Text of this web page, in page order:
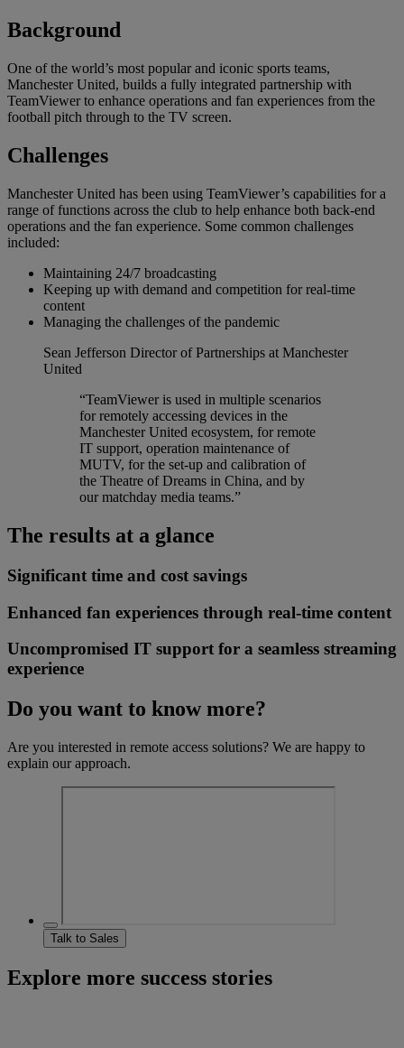
Background
One of the world’s most popular and iconic sports teams,
Manchester United, builds a fully integrated partnership with
TeamViewer to enhance operations and fan experiences from the
football pitch through to the TV screen.
Challenges
Manchester United has been using TeamViewer’s capabilities for a
range of functions across the club to help enhance both back-end
operations and the fan experience. Some common challenges
included:
Maintaining 24/7 broadcasting
Keeping up with demand and competition for real-time
content
Managing the challenges of the pandemic
Sean Jefferson Director of Partnerships at Manchester
United
“TeamViewer is used in multiple scenarios
for remotely accessing devices in the
Manchester United ecosystem, for remote
IT support, operation maintenance of
MUTV, for the set-up and calibration of
the Theatre of Dreams in China, and by
our matchday media teams.”
The results at a glance
Significant time and cost savings
Enhanced fan experiences through real-time content
Uncompromised IT support for a seamless streaming
experience
Do you want to know more?
Are you interested in remote access solutions? We are happy to
explain our approach.
Talk to Sales
Explore more success stories